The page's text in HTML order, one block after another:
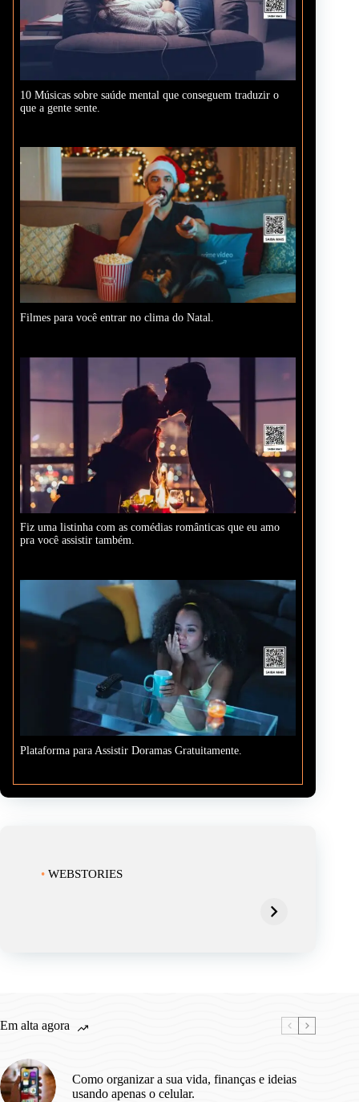
10 Músicas sobre saúde mental que conseguem traduzir o
que a gente sente.
Filmes para você entrar no clima do Natal.
Fiz uma listinha com as comédias românticas que eu amo
pra você assistir também.
Plataforma para Assistir Doramas Gratuitamente.
• WEBSTORIES
Achadinhos na Shopee para o seu
Em alta agora
Como organizar a sua vida, finanças e ideias
usando apenas o celular.